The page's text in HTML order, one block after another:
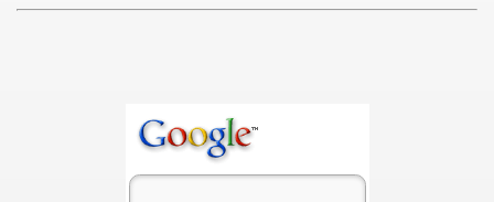
la Stma Virgen del Quinche.